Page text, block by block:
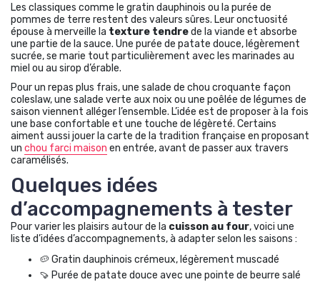
Les classiques comme le gratin dauphinois ou la purée de
pommes de terre restent des valeurs sûres. Leur onctuosité
épouse à merveille la texture tendrede la viande et absorbe
une partie de la sauce. Une purée de patate douce, légèrement
sucrée, se marie tout particulièrement avec les marinades au
miel ou au sirop d’érable.
Pour un repas plus frais, une salade de chou croquante façon
coleslaw, une salade verte aux noix ou une poêlée de légumes de
saison viennent alléger l’ensemble. L’idée est de proposer à la fois
une base confortable et une touche de légèreté. Certains
aiment aussi jouer la carte de la tradition française en proposant
un chou farci maison en entrée, avant de passer aux travers
caramélisés.
Quelques idées
d’accompagnements à tester
Pour varier les plaisirs autour de la cuisson au four, voici une
liste d’idées d’accompagnements, à adapter selon les saisons :
🥔 Gratin dauphinois crémeux, légèrement muscadé
🍠 Purée de patate douce avec une pointe de beurre salé